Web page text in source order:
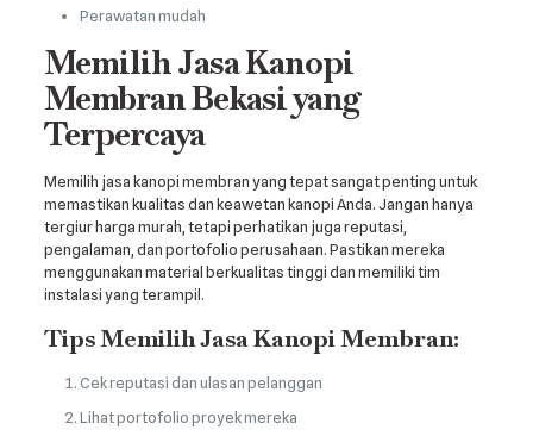
Perawatan mudah
Memilih Jasa Kanopi
Membran Bekasi yang
Terpercaya
Memilih jasa kanopi membran yang tepat sangat penting untuk
memastikan kualitas dan keawetan kanopi Anda. Jangan hanya
tergiur harga murah, tetapi perhatikan juga reputasi,
pengalaman, dan portofolio perusahaan. Pastikan mereka
menggunakan material berkualitas tinggi dan memiliki tim
instalasi yang terampil.
Tips Memilih Jasa Kanopi Membran:
Cek reputasi dan ulasan pelanggan
Lihat portofolio proyek mereka